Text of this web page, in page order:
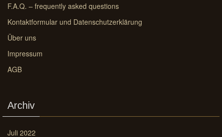
F.A.Q. – frequently asked questions
Kontaktformular und Datenschutzerklärung
Über uns
Impressum
AGB
Archiv
Juli 2022